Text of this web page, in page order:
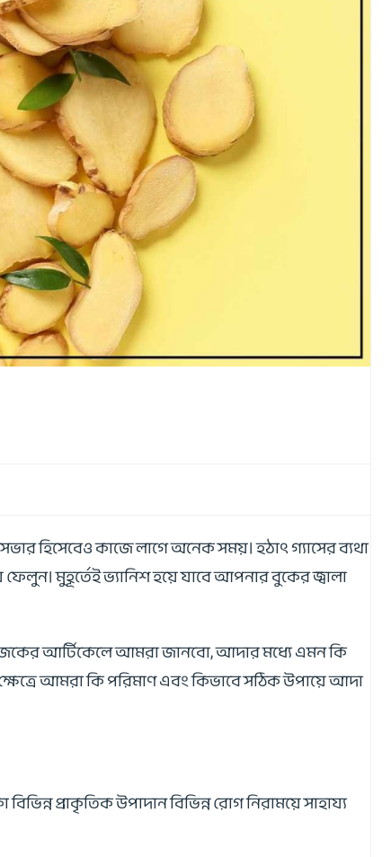
হিসেবেও কাজে লাগে অনেক সময়। হঠাৎ গ্যাসের ব্যথা
মুহূর্তেই ভ্যানিশ হয়ে যাবে আপনার বুকের জ্বালা
আর্টিকেলে আমরা জানবো, আদার মধ্যে এমন কি
আমরা কি পরিমাণ এবং কিভাবে সঠিক উপায়ে আদা
প্রাকৃতিক উপাদান বিভিন্ন রোগ নিরাময়ে সাহায্য